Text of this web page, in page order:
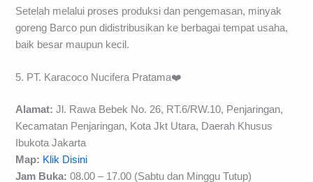
Setelah melalui proses produksi dan pengemasan, minyak
goreng Barco pun didistribusikan ke berbagai tempat usaha,
baik besar maupun kecil.
5. PT. Karacoco Nucifera Pratama❤️
Alamat:Jl. Rawa Bebek No. 26, RT.6/RW.10, Penjaringan,
Kecamatan Penjaringan, Kota Jkt Utara, Daerah Khusus
Ibukota Jakarta
Map: Klik Disini
Jam Buka:08.00 – 17.00 (Sabtu dan Minggu Tutup)